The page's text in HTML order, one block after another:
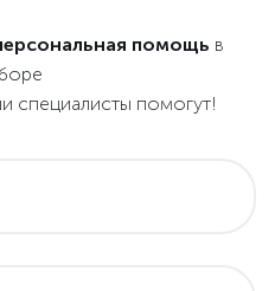
помощь в
специалисты помогут!